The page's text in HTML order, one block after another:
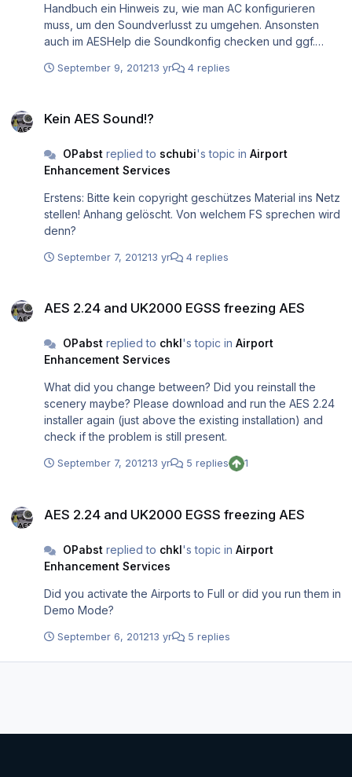
Handbuch ein Hinweis zu, wie man AC konfigurieren
muss, um den Soundverlusst zu umgehen. Ansonsten
auch im AESHelp die Soundkonfig checken und ggf.
September 9, 201213 yr 4 replies
Kein AES Sound!?
OPabstreplied to schubi's topic in Airport
Enhancement Services
Erstens: Bitte kein copyright geschützes Material ins Netz
stellen! Anhang gelöscht. Von welchem FS sprechen wird
denn?
September 7, 201213 yr 4 replies
AES 2.24 and UK2000 EGSS freezing AES
OPabstreplied to chkl's topic in Airport
Enhancement Services
What did you change between? Did you reinstall the
scenery maybe? Please download and run the AES 2.24
installer again (just above the existing installation) and
check if the problem is still present.
September 7, 201213 yr 5 replies 1
AES 2.24 and UK2000 EGSS freezing AES
OPabstreplied to chkl's topic in Airport
Enhancement Services
Did you activate the Airports to Full or did you run them in
Demo Mode?
September 6, 201213 yr 5 replies